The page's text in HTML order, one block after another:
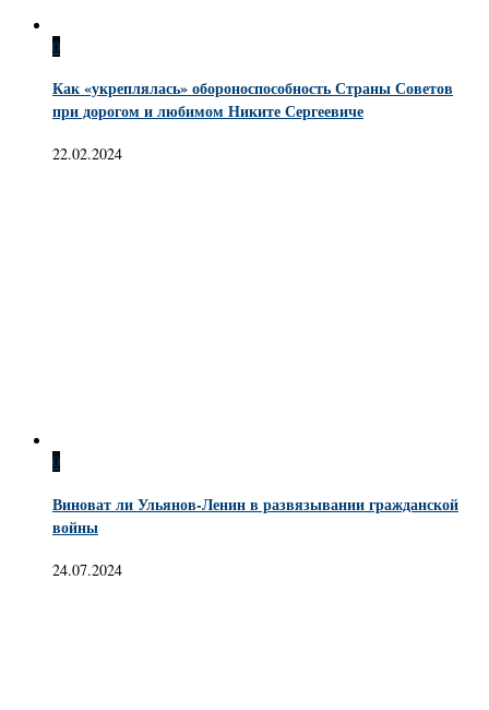
0
Как «укреплялась» обороноспособность Страны Советов
при дорогом и любимом Никите Сергеевиче
22.02.2024
0
Виноват ли Ульянов-Ленин в развязывании гражданской
войны
24.07.2024